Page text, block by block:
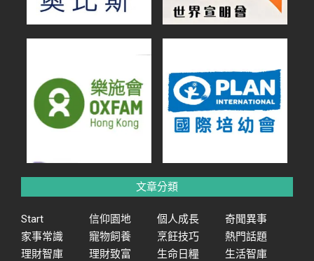
文章分類
Start 信仰園地 個人成長
奇聞異事
家事常識
寵物飼養 烹飪技巧
熱門話題
理財智庫
理財致富 生命日糧
生活智庫